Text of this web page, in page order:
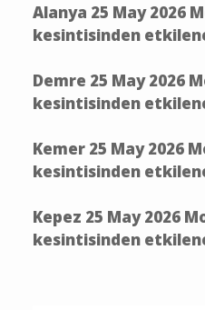
Alanya 25 May 2026
Demre 25 May 2026
Kemer 25 May 2026
Kepez 25 May 2026